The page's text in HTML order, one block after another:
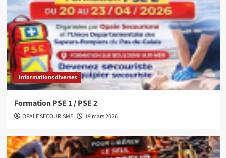
Informations diverses
Formation PSE 1 / PSE 2
OPALE SECOURISME 19 mars 2026